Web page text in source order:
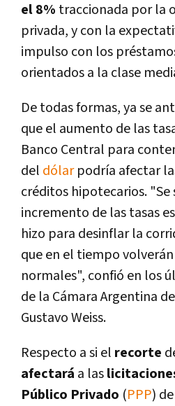
el 8% traccionada por la
privada, y con la
impulso con los
orientados a la clase
De todas formas, ya se
que el aumento de las
Banco Central para
del dólarpodrí­a afectar
créditos hipotecarios. "Se
incremento de las tasas
hizo para desinflar la
que en el tiempo
normales", confió en los
de la Cámara Argentina
Gustavo Weiss.
Respecto a si el recorte
afectará a las
Público Privado (PPP)